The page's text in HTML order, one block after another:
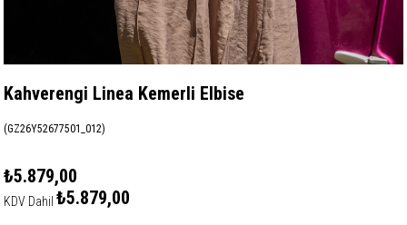
Kahverengi Linea Kemerli Elbise
(GZ26Y52677501_012)
₺5.879,00
KDV Dahil ₺5.879,00